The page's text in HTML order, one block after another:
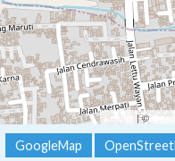
Leaflet | ©
GoogleMap